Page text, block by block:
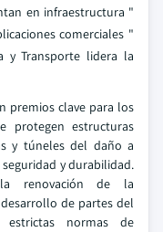
en infraestructura "
comerciales "
y Transporte lidera la
premios clave para los
protegen estructuras
y túneles del daño a
y durabilidad.
renovación de la
de partes del
normas de